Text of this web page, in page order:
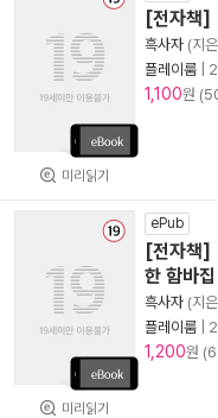
미리읽기
[전자책]
흑사자 (지
플레이룸
1,100원
미리읽기
ePub
[전자책]
한 함바집
흑사자 (지
플레이룸
1,200원